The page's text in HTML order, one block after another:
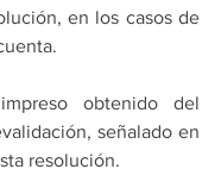
en los casos de
obtenido del
señalado en
resolución.